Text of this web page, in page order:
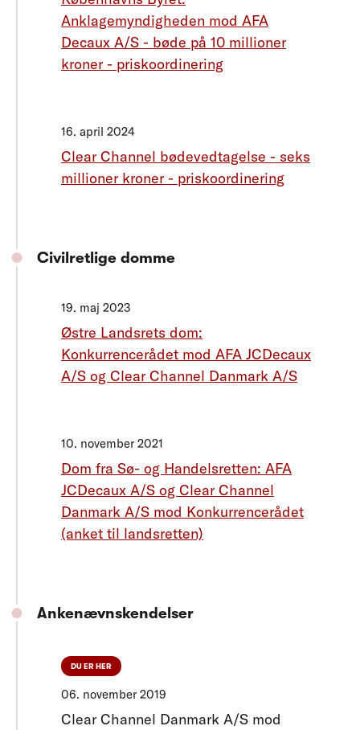
Anklagemyndigheden mod AFA
Decaux A/S - bøde på 10 millioner
kroner - priskoordinering
16. april 2024
Clear Channel bødevedtagelse - seks
millioner kroner - priskoordinering
Civilretlige domme
19. maj 2023
Østre Landsrets dom:
Konkurrencerådet mod AFA JCDecaux
A/S og Clear Channel Danmark A/S
10. november 2021
Dom fra Sø- og Handelsretten: AFA
JCDecaux A/S og Clear Channel
Danmark A/S mod Konkurrencerådet
(anket til landsretten)
Ankenævnskendelser
DU ER HER
06. november 2019
Clear Channel Danmark A/S mod